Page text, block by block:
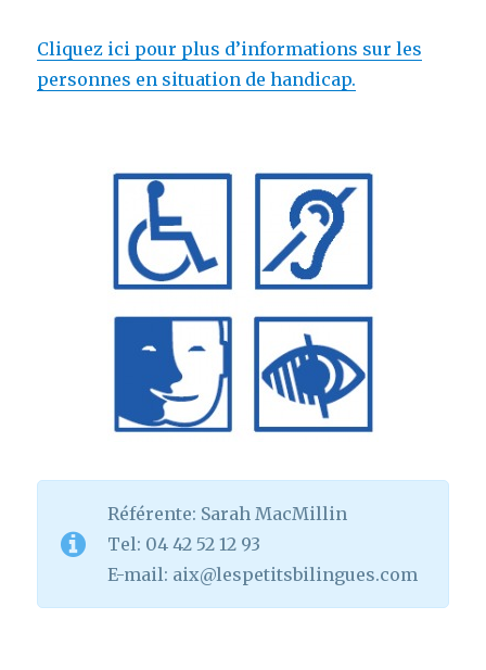
Cliquez ici pour plus d’informations sur les
personnes en situation de handicap.
Référente: Sarah MacMillin
Tel: 04 42 52 12 93
E-mail: aix@lespetitsbilingues.com